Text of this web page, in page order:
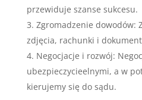
przewiduje szanse sukcesu.
Zgromadzenie dowodów:
zdjęcia, rachunki i
Negocjacje i rozwój:
ubezpieczycieelnymi, a w
kierujemy się do sądu.